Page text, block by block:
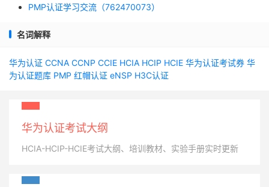
PMP认证学习交流（762470073）
名词解释
华为认证 CCNA CCNP CCIE HCIA HCIP HCIE 华为认证考试券 华
为认证题库 PMP 红帽认证 eNSP H3C认证
华为认证考试大纲
HCIA-HCIP-HCIE考试大纲、培训教材、实验手册实时更新